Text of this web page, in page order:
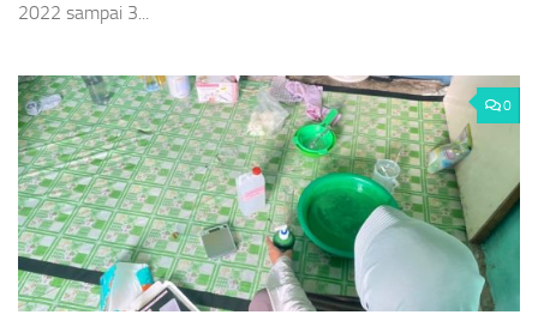
2022 sampai 3...
0